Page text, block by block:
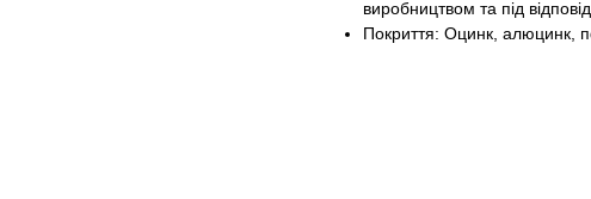
виробництвом та під
Покриття: Оцинк, алюцинк,